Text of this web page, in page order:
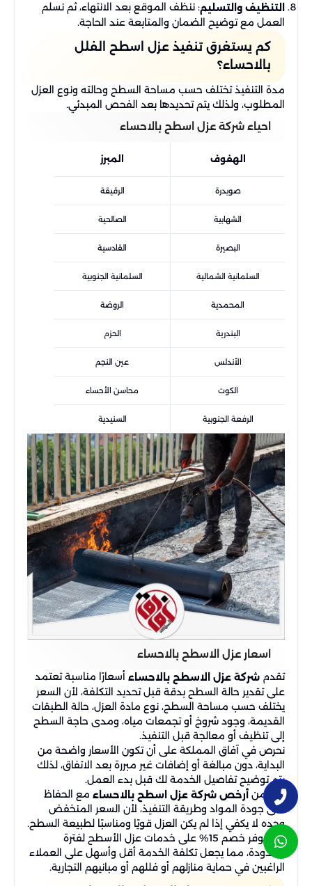
التنظيف والتسليم: ننظف الموقع بعد الانتهاء، ثم نسلم
العمل مع توضيح الضمان والمتابعة عند الحاجة.
كم يستغرق تنفيذ عزل اسطح الفلل
بالاحساء؟
مدة التنفيذ تختلف حسب مساحة السطح وحالته ونوع العزل
المطلوب، ولذلك يتم تحديدها بعد الفحص المبدئي.
احياء شركة عزل اسطح بالاحساء
الهفوف المبرز
صويدرة الرقيقة
الشهابية الصالحية
البصيرة القادسية
السلمانية الشمالية السلمانية الجنوبية
المحمدية الروضة
البندرية الحزم
الأندلس عين النجم
الكوت محاسن الأحساء
الرفعة الجنوبية السنيدية
اسعار عزل الاسطح بالاحساء
تقدم شركة عزل الاسطح بالاحساء أسعارًا مناسبة تعتمد
على تقدير حالة السطح بدقة قبل تحديد التكلفة، لأن السعر
يختلف حسب مساحة السطح، نوع مادة العزل، حالة الطبقات
القديمة، وجود شروخ أو تجمعات مياه، ومدى حاجة السطح
إلى تنظيف أو معالجة قبل التنفيذ.
نحرص في آفاق المملكة على أن تكون الأسعار واضحة من
البداية، دون مبالغة أو إضافات غير مبررة بعد الاتفاق، لذلك
يتم توضيح تفاصيل الخدمة لك قبل بدء العمل.
نعد من أرخص شركة عزل اسطح بالاحساء مع الحفاظ
على جودة المواد وطريقة التنفيذ، لأن السعر المنخفض
وحده لا يكفي إذا لم يكن العزل قويًا ومناسبًا لطبيعة السطح.
كما نوفر خصم 15% على خدمات عزل الأسطح لفترة
محدودة، مما يجعل تكلفة الخدمة أقل وأسهل على العملاء
الراغبين في حماية منازلهم أو فللهم أو مبانيهم التجارية.